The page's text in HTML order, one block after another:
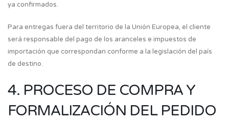
ya confirmados.
Para entregas fuera del territorio de la Unión Europea, el cliente
será responsable del pago de los aranceles e impuestos de
importación que correspondan conforme a la legislación del país
de destino.
4. PROCESO DE COMPRA Y
FORMALIZACIÓN DEL PEDIDO